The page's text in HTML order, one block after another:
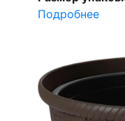
Подробнее